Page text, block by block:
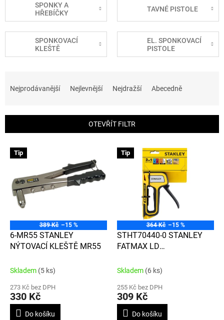
SPONKY A
HŘEBÍČKY
TAVNÉ PISTOLE
SPONKOVACÍ
KLEŠTĚ
EL. SPONKOVACÍ
PISTOLE
í
Nejprodávanější Nejlevnější Nejdražší Abecedně
OTEVŘÍT FILTR
V Tip
389 Kč –15 %
6-MR55 STANLEY
NÝTOVACÍ KLEŠTĚ MR55
Skladem (5 ks)
273 Kč bez DPH
330 Kč
Do košíku
Tip
364 Kč –15 %
STHT70440-0 STANLEY
FATMAX LD
Skladem (6 ks)
255 Kč bez DPH
309 Kč
Do košíku